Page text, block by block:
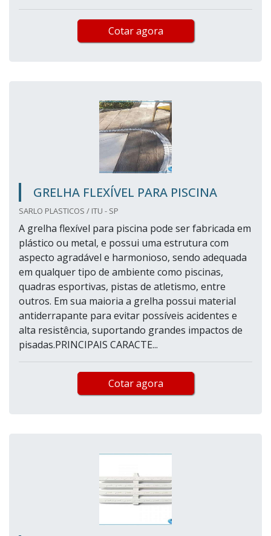
Cotar agora
GRELHA FLEXÍVEL PARA PISCINA
SARLO PLASTICOS / ITU - SP
A grelha flexível para piscina pode ser fabricada em
plástico ou metal, e possui uma estrutura com
aspecto agradável e harmonioso, sendo adequada
em qualquer tipo de ambiente como piscinas,
quadras esportivas, pistas de atletismo, entre
outros. Em sua maioria a grelha possui material
antiderrapante para evitar possíveis acidentes e
alta resistência, suportando grandes impactos de
pisadas.PRINCIPAIS CARACTE...
Cotar agora